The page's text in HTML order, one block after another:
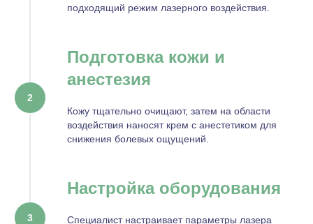
подходящий режим лазерного воздействия.
Подготовка кожи и
анестезия
Кожу тщательно очищают, затем на области
воздействия наносят крем с анестетиком для
снижения болевых ощущений.
Настройка оборудования
Специалист настраивает параметры лазера